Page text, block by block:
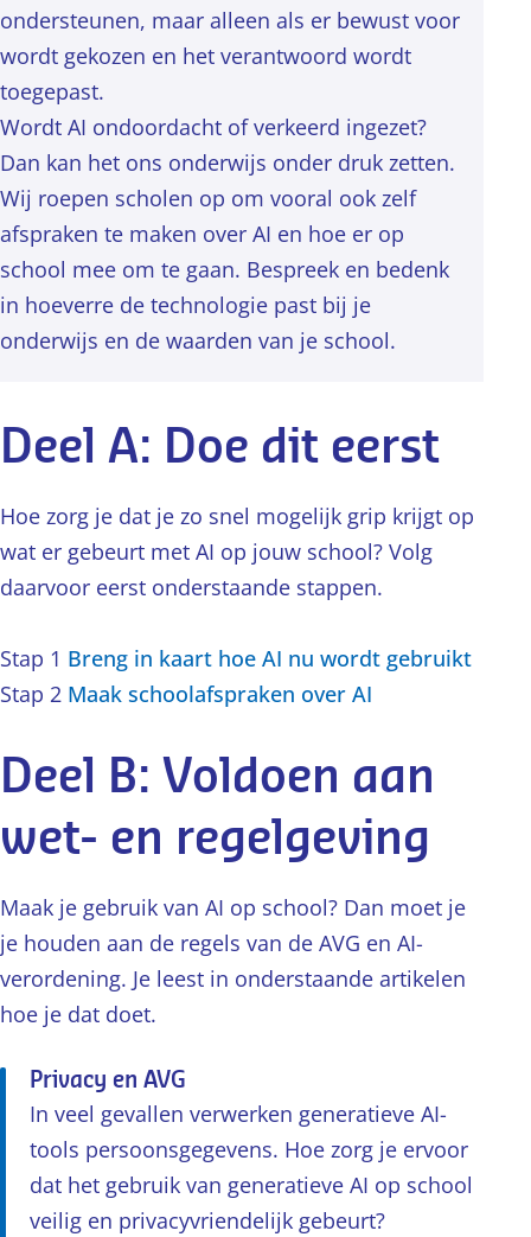
ondersteunen, maar alleen als er bewust voor
wordt gekozen en het verantwoord wordt
toegepast.
Wordt AI ondoordacht of verkeerd ingezet?
Dan kan het ons onderwijs onder druk zetten.
Wij roepen scholen op om vooral ook zelf
afspraken te maken over AI en hoe er op
school mee om te gaan. Bespreek en bedenk
in hoeverre de technologie past bij je
onderwijs en de waarden van je school.
Deel A: Doe dit eerst
Hoe zorg je dat je zo snel mogelijk grip krijgt op
wat er gebeurt met AI op jouw school? Volg
daarvoor eerst onderstaande stappen.
Stap 1 Breng in kaart hoe AI nu wordt gebruikt
Stap 2 Maak schoolafspraken over AI
Deel B: Voldoen aan
wet- en regelgeving
Maak je gebruik van AI op school? Dan moet je
je houden aan de regels van de AVG en AI-
verordening. Je leest in onderstaande artikelen
hoe je dat doet.
Privacy en AVG
In veel gevallen verwerken generatieve AI-
tools persoonsgegevens. Hoe zorg je ervoor
dat het gebruik van generatieve AI op school
veilig en privacyvriendelijk gebeurt?